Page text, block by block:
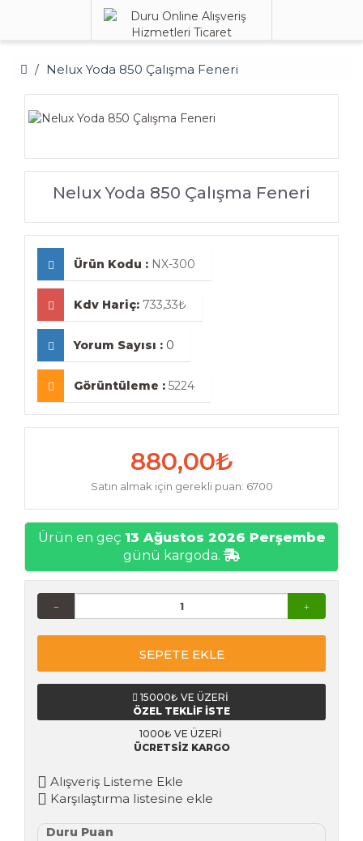
Nelux Yoda 850 Çalışma Feneri
Nelux Yoda 850 Çalışma Feneri
Ürün Kodu : NX-300
Kdv Hariç: 733,33₺
Yorum Sayısı : 0
Görüntüleme : 5224
880,00₺
Satın almak için gerekli puan: 6700
Ürün en geç 13 Ağustos 2026 Perşembe
günü kargoda.
SEPETE EKLE
15000₺ VE ÜZERİ
ÖZEL TEKLİF İSTE
1000₺ VE ÜZERI
ÜCRETSİZ KARGO
Alışveriş Listeme Ekle
Karşılaştırma listesine ekle
Duru Puan